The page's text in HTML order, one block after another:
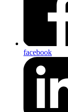
facebook